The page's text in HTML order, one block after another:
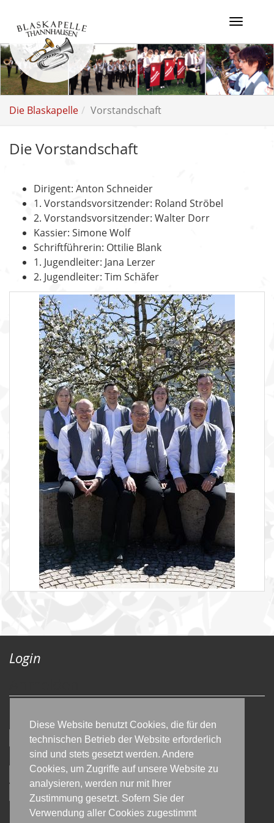
Diese Website benutzt Cookies, die für den
technischen Betrieb der Website erforderlich
sind und stets gesetzt werden. Andere
Cookies, um Zugriffe auf unsere Website zu
analysieren, werden nur mit Ihrer
Zustimmung gesetzt. Sofern Sie der
Verwendung aller Cookies zugestimmt
main
content
Toggle
Die Blaskapelle Vorstandschaft
Die Vorstandschaft
Dirigent: Anton Schneider
1. Vorstandsvorsitzender: Roland Ströbel
2. Vorstandsvorsitzender: Walter Dorr
Kassier: Simone Wolf
Schriftführerin: Ottilie Blank
1. Jugendleiter: Jana Lerzer
2. Jugendleiter: Tim Schäfer
Login
Benutzername:
Passwort: